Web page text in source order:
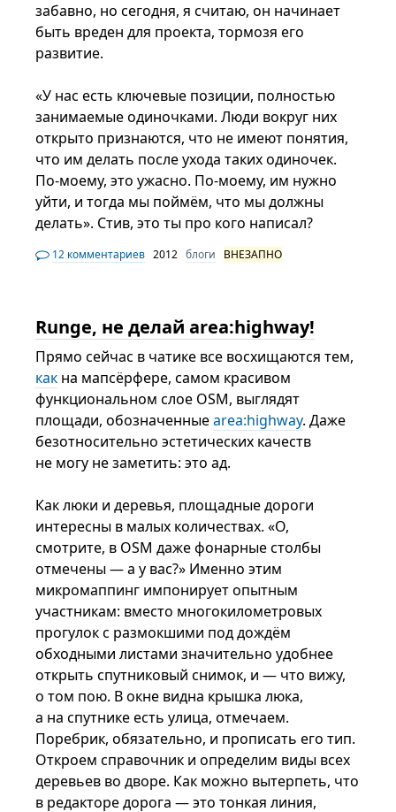
забавно, но сегодня, я считаю, он начинает
быть вреден для проекта, тормозя его
развитие.
«У нас есть ключевые позиции, полностью
занимаемые одиночками. Люди вокруг них
открыто признаются, что не имеют понятия,
что им делать после ухода таких одиночек.
По-моему, это ужасно. По-моему, им нужно
уйти, и тогда мы поймём, что мы должны
делать». Стив, это ты про кого написал?
12 комментариев 2012 блоги ВНЕЗАПНО
Runge, не делай area:highway!
Прямо сейчас в чатике все восхищаются тем,
как на мапсёрфере, самом красивом
функциональном слое OSM, выглядят
площади, обозначенныеarea:highway. Даже
безотносительно эстетических качеств
не могу не заметить: это ад.
Как люки и деревья, площадные дороги
интересны в малых количествах. «О,
смотрите, в OSM даже фонарные столбы
отмечены — а у вас?» Именно этим
микромаппинг импонирует опытным
участникам: вместо многокилометровых
прогулок с размокшими под дождём
обходными листами значительно удобнее
открыть спутниковый снимок, и — что вижу,
о том пою. В окне видна крышка люка,
а на спутнике есть улица, отмечаем.
Поребрик, обязательно, и прописать его тип.
Откроем справочник и определим виды всех
деревьев во дворе. Как можно вытерпеть, что
в редакторе дорога — это тонкая линия,